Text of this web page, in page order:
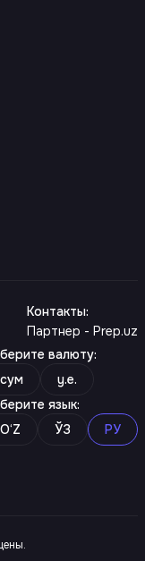
Контакты:
Партнер - Prep.uz
валюту:
сум
y.e.
язык:
O‘Z
ЎЗ РУ